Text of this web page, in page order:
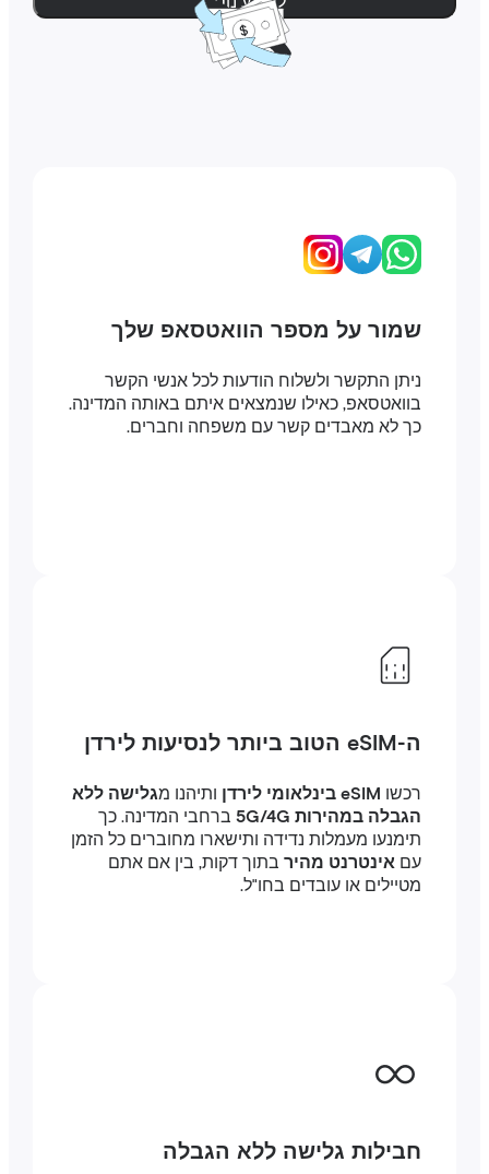
שמור על מספר הוואטסאפ שלך
ניתן התקשר ולשלוח הודעות לכל אנשי הקשר
בוואטסאפ, כאילו שנמצאים איתם באותה המדינה.
כך לא מאבדים קשר עם משפחה וחברים.
eSIM בינלאומי לירדן ותיהנו מגלישה ללא
הגבלה במהירות 5G/4G
ברחבי המדינה. כך
תימנעו מעמלות נדידה ותישארו מחוברים כל הזמן
אינטרנט מהיר בתוך דקות, בין אם אתם
מטיילים או עובדים בחו"ל.
חבילות גלישה ללא הגבלה